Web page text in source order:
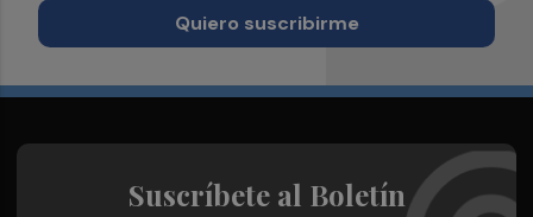
Quiero suscribirme
Suscríbete al Boletín